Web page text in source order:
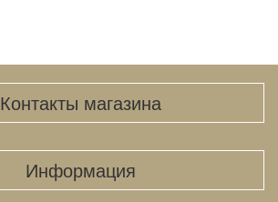
Контакты магазина
Информация